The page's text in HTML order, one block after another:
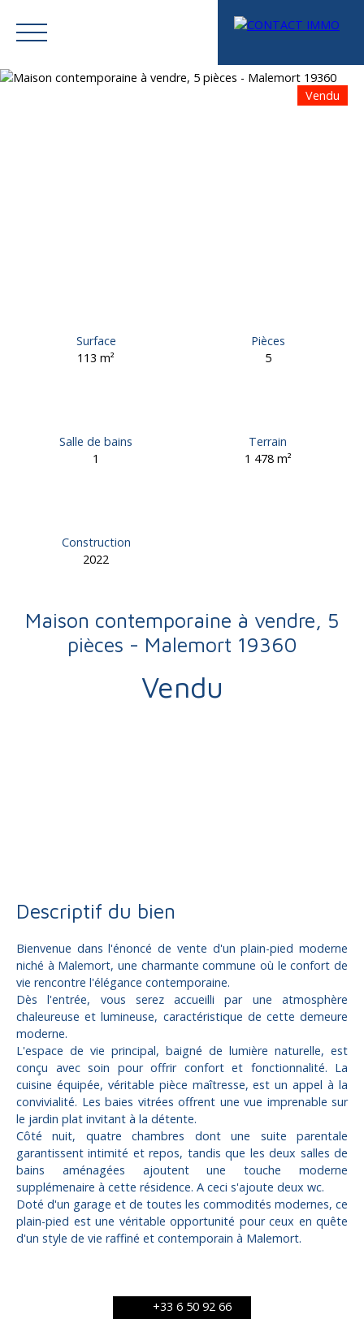
Vendu
Surface
113m²
Pièces
5
Salle de bains
1
Terrain
1 478 m²
Construction
2022
Maison contemporaine à vendre, 5
pièces - Malemort 19360
Vendu
Descriptif du bien
Bienvenue dans l'énoncé de vente d'un plain-pied moderne
niché à Malemort, une charmante commune où le confort de
vie rencontre l'élégance contemporaine.
Dès l'entrée, vous serez accueilli par une atmosphère
chaleureuse et lumineuse, caractéristique de cette demeure
moderne.
L'espace de vie principal, baigné de lumière naturelle, est
conçu avec soin pour offrir confort et fonctionnalité. La
cuisine équipée, véritable pièce maîtresse, est un appel à la
convivialité. Les baies vitrées offrent une vue imprenable sur
le jardin plat invitant à la détente.
Côté nuit, quatre chambres dont une suite parentale
garantissent intimité et repos, tandis que les deux salles de
bains aménagées ajoutent une touche moderne
supplémenaire à cette résidence. A ceci s'ajoute deux wc.
Doté d'un garage et de toutes les commodités modernes, ce
plain-pied est une véritable opportunité pour ceux en quête
d'un style de vie raffiné et contemporain à Malemort.
+33 6 50 92 66